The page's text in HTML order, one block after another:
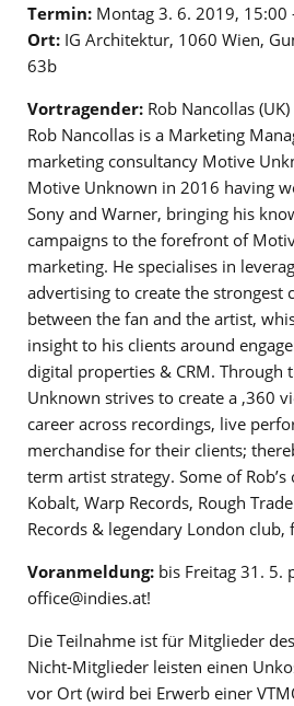
Termin: Montag 3. 6. 2019, 15:00
Ort: IG Architektur, 1060 Wien,
63b
Vortragender: Rob Nancollas (UK)
Rob Nancollas is a Marketing
marketing consultancy Motive
Motive Unknown in 2016 having
Sony and Warner, bringing his
campaigns to the forefront of
marketing. He specialises in
advertising to create the strongest
between the fan and the artist,
insight to his clients around
digital properties & CRM. Through
Unknown strives to create a ‚360
career across recordings, live
merchandise for their clients;
term artist strategy. Some of
Kobalt, Warp Records, Rough
Records & legendary London club,
Voranmeldung: bis Freitag 31. 5.
office@indies.at!
Die Teilnahme ist für Mitglieder
Nicht-Mitglieder leisten einen
vor Ort (wird bei Erwerb einer